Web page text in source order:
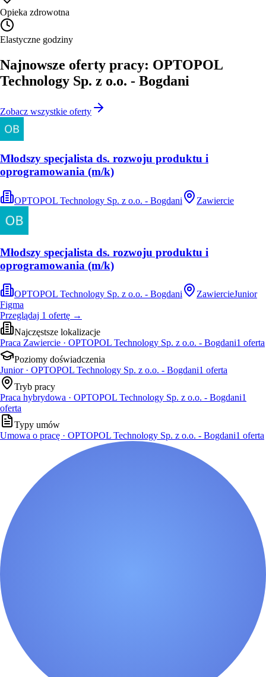
Opieka zdrowotna
Elastyczne godziny
Najnowsze oferty pracy: OPTOPOL
Technology Sp. z o.o. - Bogdani
Zobacz wszystkie oferty
Młodszy specjalista ds. rozwoju produktu i
oprogramowania (m/k)
OPTOPOL Technology Sp. z o.o. - Bogdani Zawiercie
Młodszy specjalista ds. rozwoju produktu i
oprogramowania (m/k)
OPTOPOL Technology Sp. z o.o. - Bogdani ZawiercieJunior
Figma
Przeglądaj 1 ofertę →
Najczęstsze lokalizacje
Praca Zawiercie · OPTOPOL Technology Sp. z o.o. - Bogdani1 oferta
Poziomy doświadczenia
Junior · OPTOPOL Technology Sp. z o.o. - Bogdani1 oferta
Tryb pracy
Praca hybrydowa · OPTOPOL Technology Sp. z o.o. - Bogdani1
oferta
Typy umów
Umowa o pracę · OPTOPOL Technology Sp. z o.o. - Bogdani1 oferta